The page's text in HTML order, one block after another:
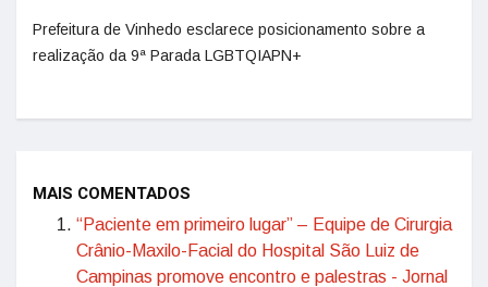
Prefeitura de Vinhedo esclarece posicionamento sobre a
realização da 9ª Parada LGBTQIAPN+
MAIS COMENTADOS
“Paciente em primeiro lugar” – Equipe de Cirurgia
Crânio-Maxilo-Facial do Hospital São Luiz de
Campinas promove encontro e palestras - Jornal